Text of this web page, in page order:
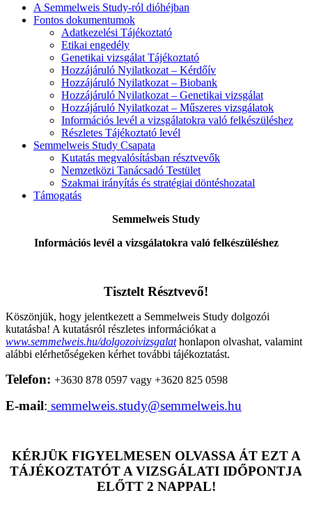
A Semmelweis Study-ról dióhéjban
Fontos dokumentumok
Adatkezelési Tájékoztató
Etikai engedély
Genetikai vizsgálat Tájékoztató
Hozzájáruló Nyilatkozat – Kérdőív
Hozzájáruló Nyilatkozat – Biobank
Hozzájáruló Nyilatkozat – Genetikai vizsgálat
Hozzájáruló Nyilatkozat – Műszeres vizsgálatok
Információs levél a vizsgálatokra való felkészüléshez
Részletes Tájékoztató levél
Semmelweis Study Csapata
Kutatás megvalósításban résztvevők
Nemzetközi Tanácsadó Testület
Szakmai irányítás és stratégiai döntéshozatal
Támogatás
Semmelweis Study
Információs levél a vizsgálatokra való felkészüléshez
Tisztelt Résztvevő!
Köszönjük, hogy jelentkezett a Semmelweis Study dolgozói
kutatásba! A kutatásról részletes információkat a
www.semmelweis.hu/dolgozoivizsgalathonlapon olvashat, valamint
alábbi elérhetőségeken kérhet további tájékoztatást.
Telefon: +3630 878 0597 vagy +3620 825 0598
E-mail: semmelweis.study@semmelweis.hu
KÉRJÜK FIGYELMESEN OLVASSA ÁT EZT A
TÁJÉKOZTATÓT A VIZSGÁLATI IDŐPONTJA
ELŐTT 2 NAPPAL!